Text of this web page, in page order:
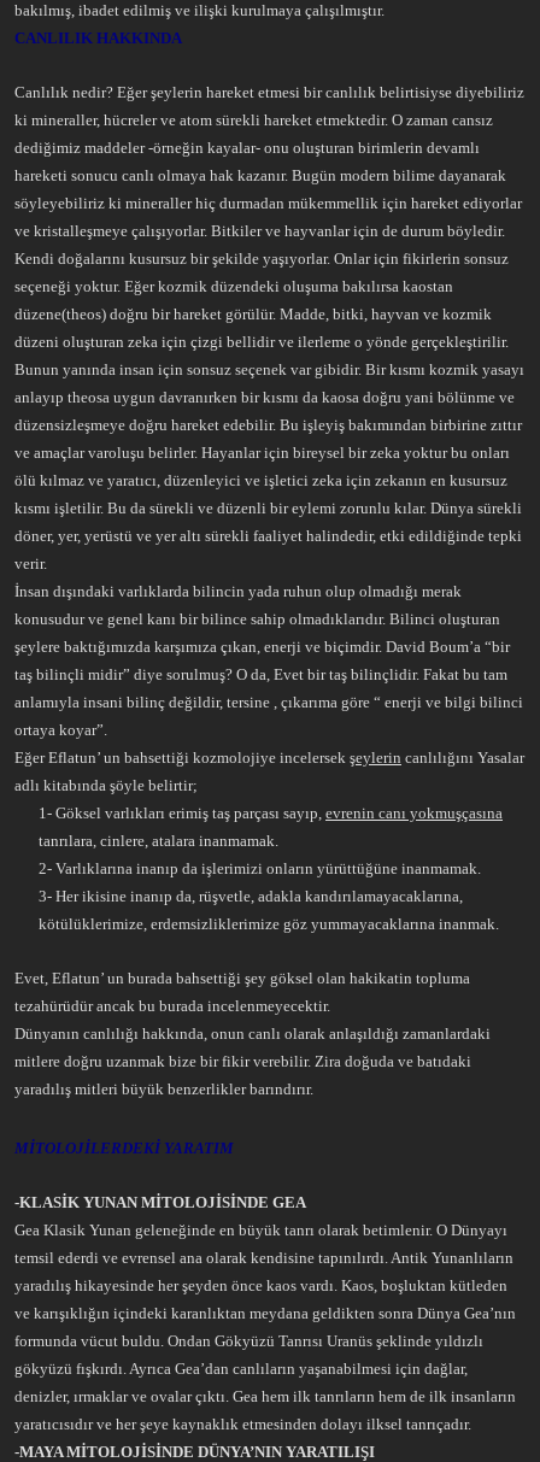
bakılmış, ibadet edilmiş ve ilişki kurulmaya çalışılmıştır.
CANLILIK HAKKINDA
Canlılık nedir? Eğer şeylerin hareket etmesi bir canlılık belirtisiyse diyebiliriz
ki mineraller, hücreler ve atom sürekli hareket etmektedir. O zaman cansız
dediğimiz maddeler -örneğin kayalar- onu oluşturan birimlerin devamlı
hareketi sonucu canlı olmaya hak kazanır. Bugün modern bilime dayanarak
söyleyebiliriz ki mineraller hiç durmadan mükemmellik için hareket ediyorlar
ve kristalleşmeye çalışıyorlar. Bitkiler ve hayvanlar için de durum böyledir.
Kendi doğalarını kusursuz bir şekilde yaşıyorlar. Onlar için fikirlerin sonsuz
seçeneği yoktur. Eğer kozmik düzendeki oluşuma bakılırsa kaostan
düzene(theos) doğru bir hareket görülür. Madde, bitki, hayvan ve kozmik
düzeni oluşturan zeka için çizgi bellidir ve ilerleme o yönde gerçekleştirilir.
Bunun yanında insan için sonsuz seçenek var gibidir. Bir kısmı kozmik yasayı
anlayıp theosa uygun davranırken bir kısmı da kaosa doğru yani bölünme ve
düzensizleşmeye doğru hareket edebilir. Bu işleyiş bakımından birbirine zıttır
ve amaçlar varoluşu belirler. Hayanlar için bireysel bir zeka yoktur bu onları
ölü kılmaz ve yaratıcı, düzenleyici ve işletici zeka için zekanın en kusursuz
kısmı işletilir. Bu da sürekli ve düzenli bir eylemi zorunlu kılar. Dünya sürekli
döner, yer, yerüstü ve yer altı sürekli faaliyet halindedir, etki edildiğinde tepki
verir.
İnsan dışındaki varlıklarda bilincin yada ruhun olup olmadığı merak
konusudur ve genel kanı bir bilince sahip olmadıklarıdır. Bilinci oluşturan
şeylere baktığımızda karşımıza çıkan, enerji ve biçimdir. David Boum’a “bir
taş bilinçli midir” diye sorulmuş? O da, Evet bir taş bilinçlidir. Fakat bu tam
anlamıyla insani bilinç değildir, tersine , çıkarıma göre “ enerji ve bilgi bilinci
ortaya koyar”.
Eğer Eflatun’ un bahsettiği kozmolojiye incelersek şeylerin canlılığını Yasalar
adlı kitabında şöyle belirtir;
1- Göksel varlıkları erimiş taş parçası sayıp, evrenin canı yokmuşçasına
tanrılara, cinlere, atalara inanmamak.
2- Varlıklarına inanıp da işlerimizi onların yürüttüğüne inanmamak.
3- Her ikisine inanıp da, rüşvetle, adakla kandırılamayacaklarına,
kötülüklerimize, erdemsizliklerimize göz yummayacaklarına inanmak.
Evet, Eflatun’ un burada bahsettiği şey göksel olan hakikatin topluma
tezahürüdür ancak bu burada incelenmeyecektir.
Dünyanın canlılığı hakkında, onun canlı olarak anlaşıldığı zamanlardaki
mitlere doğru uzanmak bize bir fikir verebilir. Zira doğuda ve batıdaki
yaradılış mitleri büyük benzerlikler barındırır.
MİTOLOJİLERDEKİ YARATIM
-KLASİK YUNAN MİTOLOJİSİNDE GEA
Gea Klasik Yunan geleneğinde en büyük tanrı olarak betimlenir. O Dünyayı
temsil ederdi ve evrensel ana olarak kendisine tapınılırdı. Antik Yunanlıların
yaradılış hikayesinde her şeyden önce kaos vardı. Kaos, boşluktan kütleden
ve karışıklığın içindeki karanlıktan meydana geldikten sonra Dünya Gea’nın
formunda vücut buldu. Ondan Gökyüzü Tanrısı Uranüs şeklinde yıldızlı
gökyüzü fışkırdı. Ayrıca Gea’dan canlıların yaşanabilmesi için dağlar,
denizler, ırmaklar ve ovalar çıktı. Gea hem ilk tanrıların hem de ilk insanların
yaratıcısıdır ve her şeye kaynaklık etmesinden dolayı ilksel tanrıçadır.
-MAYA MİTOLOJİSİNDE DÜNYA’NIN YARATILIŞI